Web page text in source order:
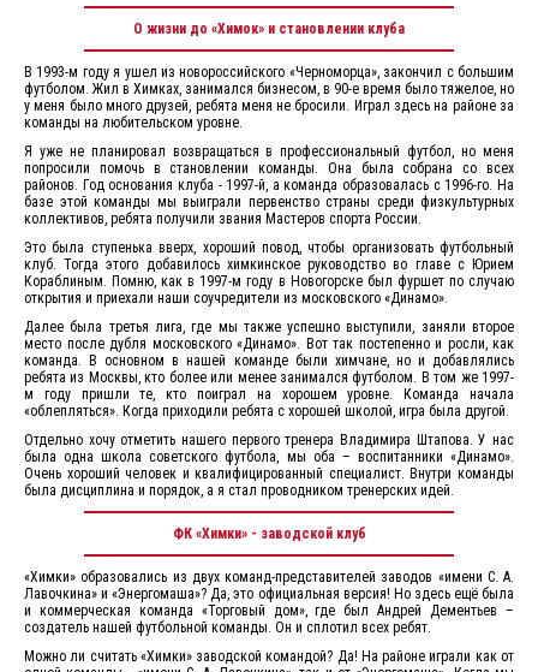
О жизни до «Химок» и становлении клуба
В 1993-м году я ушел из новороссийского «Черноморца», закончил с большим
футболом. Жил в Химках, занимался бизнесом, в 90-е время было тяжелое, но
у меня было много друзей, ребята меня не бросили. Играл здесь на районе за
команды на любительском уровне.
Я уже не планировал возвращаться в профессиональный футбол, но меня
попросили помочь в становлении команды. Она была собрана со всех
районов. Год основания клуба - 1997-й, а команда образовалась с 1996-го. На
базе этой команды мы выиграли первенство страны среди физкультурных
коллективов, ребята получили звания Мастеров спорта России.
Это была ступенька вверх, хороший повод, чтобы организовать футбольный
клуб. Тогда этого добавилось химкинское руководство во главе с Юрием
Кораблиным. Помню, как в 1997-м году в Новогорске был фуршет по случаю
открытия и приехали наши соучредители из московского «Динамо».
Далее была третья лига, где мы также успешно выступили, заняли второе
место после дубля московского «Динамо». Вот так постепенно и росли, как
команда. В основном в нашей команде были химчане, но и добавлялись
ребята из Москвы, кто более или менее занимался футболом. В том же 1997-
м году пришли те, кто поиграл на хорошем уровне. Команда начала
«облепляться». Когда приходили ребята с хорошей школой, игра была другой.
Отдельно хочу отметить нашего первого тренера Владимира Штапова. У нас
была одна школа советского футбола, мы оба – воспитанники «Динамо».
Очень хороший человек и квалифицированный специалист. Внутри команды
была дисциплина и порядок, а я стал проводником тренерских идей.
ФК «Химки» - заводской клуб
«Химки» образовались из двух команд-представителей заводов «имени С. А.
Лавочкина» и «Энергомаша»? Да, это официальная версия! Но здесь ещё была
и коммерческая команда «Торговый дом», где был Андрей Дементьев –
создатель нашей футбольной команды. Он и сплотил всех ребят.
Можно ли считать «Химки» заводской командой? Да! На районе играли как от